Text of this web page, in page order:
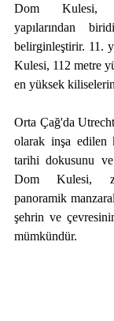
Dom Kulesi,
yapılarından
belirginleştirir. 11.
Kulesi, 112 metre
en yüksek
Orta Çağ'da
olarak inşa edilen
tarihi dokusunu
Dom Kulesi,
panoramik
şehrin ve
mümkündür.